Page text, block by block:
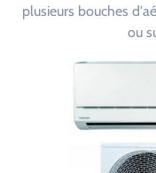
plusieurs bouches
ou